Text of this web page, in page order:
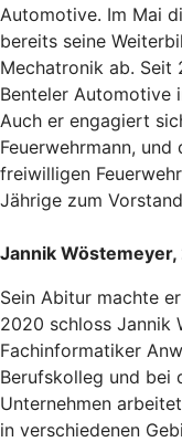
Automotive. Im Mai
bereits seine
Mechatronik ab. Seit
Benteler Automotive
Auch er engagiert
Feuerwehrmann,
freiwilligen
Jährige zum
Jannik Wöstemeyer,
Sein Abitur machte
2020 schloss Jannik
Fachinformatiker
Berufskolleg und bei
Unternehmen
in verschiedenen